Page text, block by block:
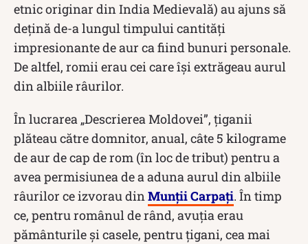
etnic originar din India Medievală) au ajuns să
dețină de-a lungul timpului cantități
impresionante de aur ca fiind bunuri personale.
De altfel, romii erau cei care își extrăgeau aurul
din albiile râurilor.
În lucrarea „Descrierea Moldovei”, țiganii
plăteau către domnitor, anual, câte 5 kilograme
de aur de cap de rom (în loc de tribut) pentru a
avea permisiunea de a aduna aurul din albiile
râurilor ce izvorau dinMunții Carpați. În timp
ce, pentru românul de rând, avuția erau
pământurile și casele, pentru țigani, cea mai